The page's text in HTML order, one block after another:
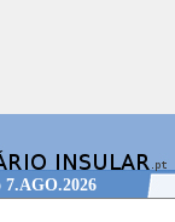
7.AGO.2026